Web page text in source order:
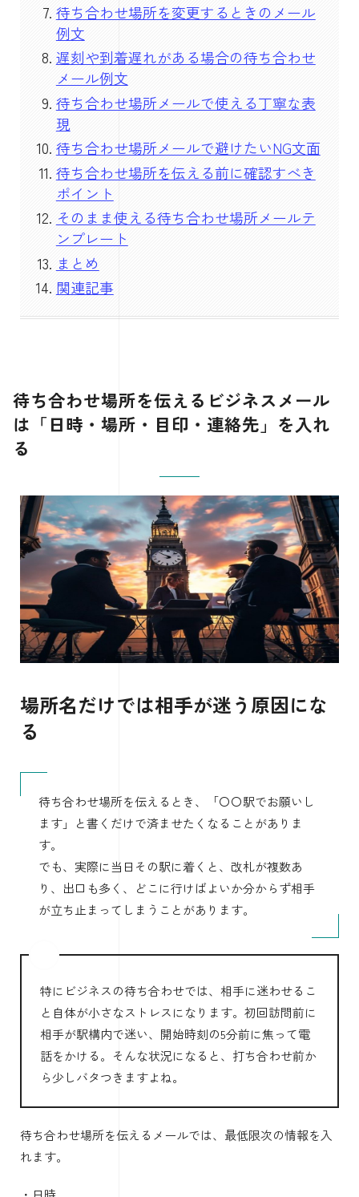
待ち合わせ場所を変更するときのメール
例文
遅刻や到着遅れがある場合の待ち合わせ
メール例文
待ち合わせ場所メールで使える丁寧な表
現
待ち合わせ場所メールで避けたいNG文面
待ち合わせ場所を伝える前に確認すべき
ポイント
そのまま使える待ち合わせ場所メールテ
ンプレート
まとめ
関連記事
待ち合わせ場所を伝えるビジネスメール
は「日時・場所・目印・連絡先」を入れ
る
場所名だけでは相手が迷う原因にな
る
待ち合わせ場所を伝えるとき、「〇〇駅でお願いし
ます」と書くだけで済ませたくなることがありま
す。
でも、実際に当日その駅に着くと、改札が複数あ
り、出口も多く、どこに行けばよいか分からず相手
が立ち止まってしまうことがあります。
特にビジネスの待ち合わせでは、相手に迷わせるこ
と自体が小さなストレスになります。初回訪問前に
相手が駅構内で迷い、開始時刻の5分前に焦って電
話をかける。そんな状況になると、打ち合わせ前か
ら少しバタつきますよね。
待ち合わせ場所を伝えるメールでは、最低限次の情報を入
れます。